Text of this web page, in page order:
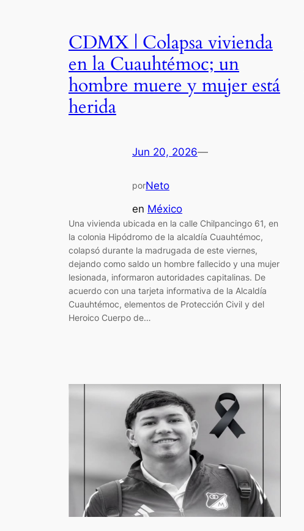
CDMX | Colapsa vivienda
en la Cuauhtémoc; un
hombre muere y mujer está
herida
Jun 20, 2026—
porNeto
en México
Una vivienda ubicada en la calle Chilpancingo 61, en
la colonia Hipódromo de la alcaldía Cuauhtémoc,
colapsó durante la madrugada de este viernes,
dejando como saldo un hombre fallecido y una mujer
lesionada, informaron autoridades capitalinas. De
acuerdo con una tarjeta informativa de la Alcaldía
Cuauhtémoc, elementos de Protección Civil y del
Heroico Cuerpo de…